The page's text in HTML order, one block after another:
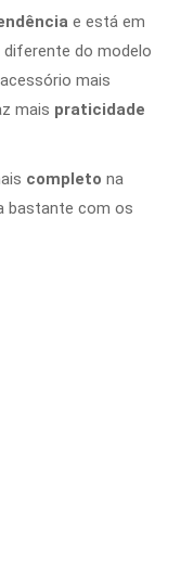
e está em
diferente do modelo
mais
mais praticidade
completo na
bastante com os